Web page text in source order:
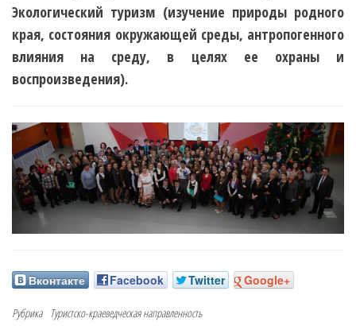
Экологический туризм (изучение природы родного
края, состояния окружающей среды, антропогенного
влияния на среду, в целях ее охраны и
воспроизведения).
Вконтакте Facebook Twitter Google+
Рубрика Туристско-краеведческая направленность